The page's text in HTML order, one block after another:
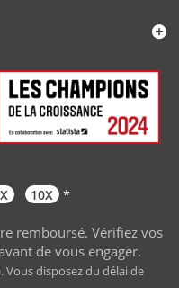
10X *
remboursé. Vérifiez vos
de vous engager.
Vous disposez du délai de